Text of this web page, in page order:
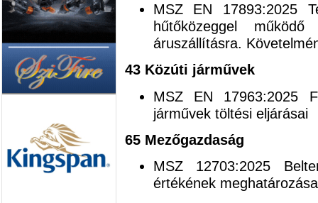
MSZ EN 17893:2025
hűtőközeggel működő
áruszállításra.
43 Közúti járművek
MSZ EN 17963:2025
járművek töltési eljárásai
65 Mezőgazdaság
MSZ 12703:2025
értékének meghatározása